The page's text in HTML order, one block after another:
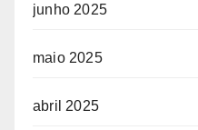
junho 2025
maio 2025
abril 2025